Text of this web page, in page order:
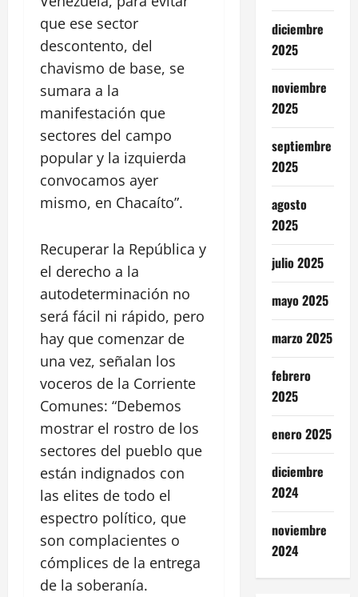
que ese sector
descontento, del
chavismo de base, se
sumara a la
manifestación que
sectores del campo
popular y la izquierda
convocamos ayer
mismo, en Chacaíto”.
Recuperar la República y
el derecho a la
autodeterminación no
será fácil ni rápido, pero
hay que comenzar de
una vez, señalan los
voceros de la Corriente
Comunes: “Debemos
mostrar el rostro de los
sectores del pueblo que
están indignados con
las elites de todo el
espectro político, que
son complacientes o
cómplices de la entrega
de la soberanía.
diciembre
2025
noviembre
2025
septiembre
2025
agosto
2025
julio 2025
mayo 2025
marzo 2025
febrero
2025
enero 2025
diciembre
2024
noviembre
2024